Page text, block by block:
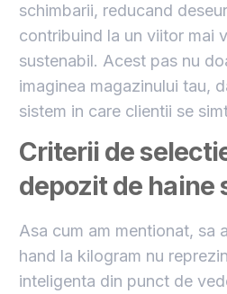
schimbarii, reducand
contribuind la un viitor mai
sustenabil. Acest pas nu
imaginea magazinului tau,
sistem in care clientii se
Criterii de
depozit de haine
Asa cum am mentionat, sa
hand la kilogram nu
inteligenta din punct de